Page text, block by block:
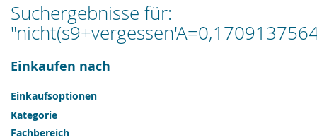
Suchergebnisse für:
Einkaufen nach
Einkaufsoptionen
Kategorie
Fachbereich